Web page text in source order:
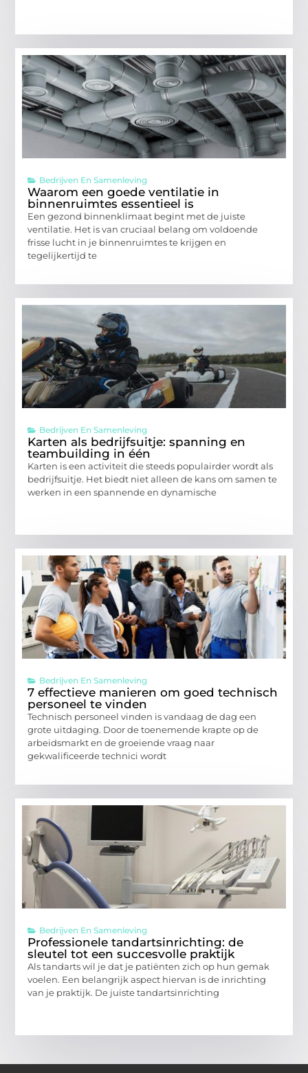
Bedrijven En Samenleving
Waarom een goede ventilatie in
binnenruimtes essentieel is
Een gezond binnenklimaat begint met de juiste
ventilatie. Het is van cruciaal belang om voldoende
frisse lucht in je binnenruimtes te krijgen en
tegelijkertijd te
Bedrijven En Samenleving
Karten als bedrijfsuitje: spanning en
teambuilding in één
Karten is een activiteit die steeds populairder wordt als
bedrijfsuitje. Het biedt niet alleen de kans om samen te
werken in een spannende en dynamische
Bedrijven En Samenleving
7 effectieve manieren om goed technisch
personeel te vinden
Technisch personeel vinden is vandaag de dag een
grote uitdaging. Door de toenemende krapte op de
arbeidsmarkt en de groeiende vraag naar
gekwalificeerde technici wordt
Bedrijven En Samenleving
Professionele tandartsinrichting: de
sleutel tot een succesvolle praktijk
Als tandarts wil je dat je patiënten zich op hun gemak
voelen. Een belangrijk aspect hiervan is de inrichting
van je praktijk. De juiste tandartsinrichting